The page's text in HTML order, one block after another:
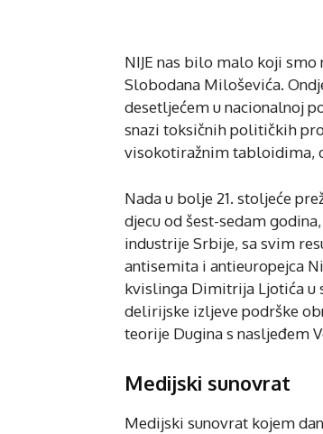
NIJE nas bilo malo koji smo
Slobodana Miloševića.
desetljećem u nacionalnoj
snazi toksičnih političkih
visokotiražnim tabloidima,
Nada u bolje 21. stoljeće
djecu od šest-sedam
industrije Srbije, sa svim
antisemita i antieuropejca
kvislinga Dimitrija Ljotića u
delirijske izljeve podrške
teorije Dugina s nasljeđem
Medijski sunovrat
Medijski sunovrat kojem